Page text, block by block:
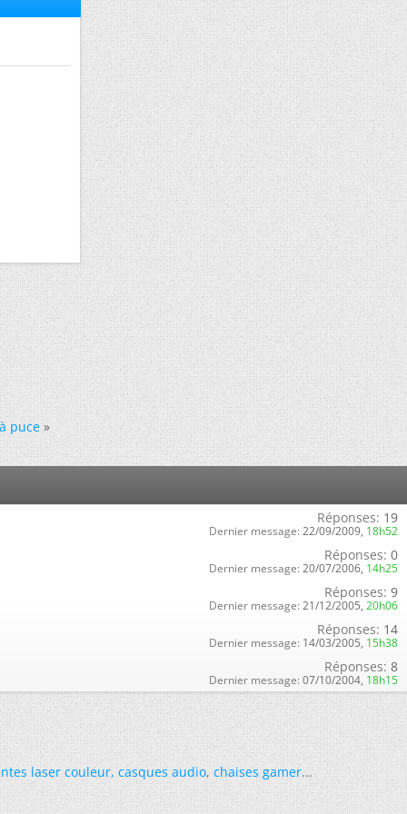
puce »
Réponses: 19
Dernier message: 22/09/2009, 18h52
Réponses: 0
Dernier message: 20/07/2006, 14h25
Réponses: 9
Dernier message: 21/12/2005, 20h06
Réponses: 14
Dernier message: 14/03/2005, 15h38
Réponses: 8
Dernier message: 07/10/2004, 18h15
laser couleur,casques audio,chaises gamer...